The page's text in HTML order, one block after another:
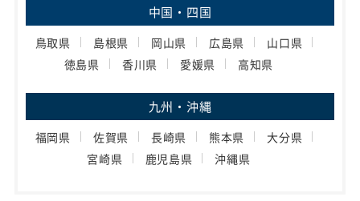
中国・四国
鳥取県 島根県 岡山県 広島県
山口県
徳島県
香川県 愛媛県 高知県
九州・沖縄
福岡県 佐賀県 長崎県 熊本県
大分県
宮崎県
鹿児島県 沖縄県